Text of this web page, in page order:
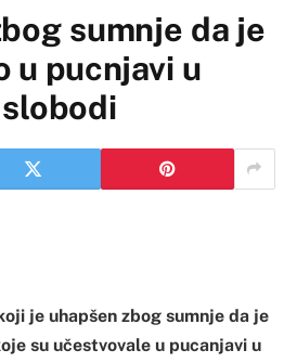
sumnje da je
u pucnjavi u
je uhapšen zbog sumnje da je
su učestvovale u pucanjavi u